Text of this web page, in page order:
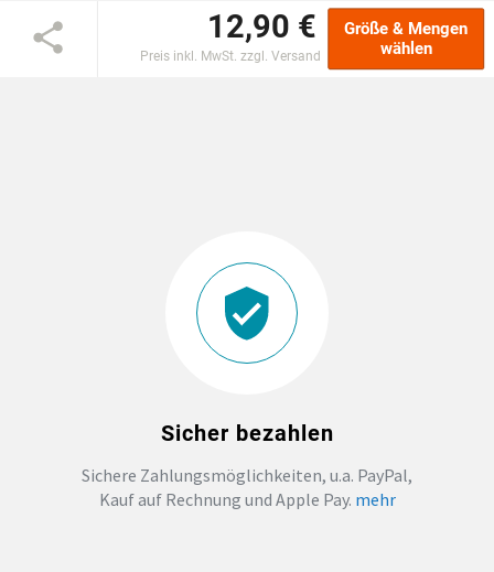
EINSCHULUNG
PRINT ON DEMAND
12,90 €
Preis inkl. MwSt. zzgl. Versand
Größe & Mengen
wählen
Sicher bezahlen
Sichere Zahlungsmöglichkeiten, u.a. PayPal,
Kauf auf Rechnung und Apple Pay. mehr